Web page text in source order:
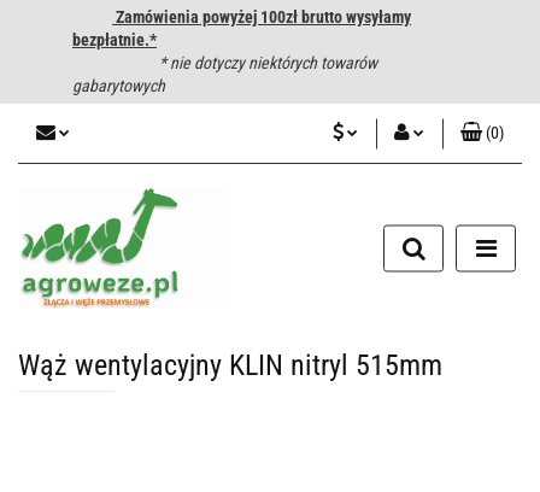
Zamówienia powyżej 100zł brutto wysyłamy
bezpłatnie.*
* nie dotyczy niektórych towarów
gabarytowych
Zarejestruj się
Dodaj zgłoszenie
(0)
Wąż wentylacyjny KLIN nitryl 515mm